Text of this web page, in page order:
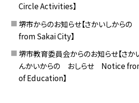
Circle Activities】
堺市からのお知らせ【さかいしか
from Sakai City】
堺市教育委員会からのお知らせ【さ
んかいからの おしらせ Notice
of Education】